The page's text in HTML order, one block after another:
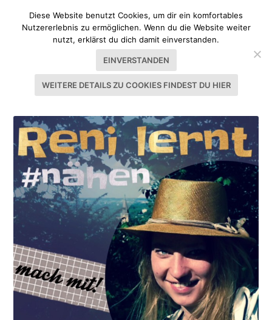
SCHLAGWORT:NÄHANFÄNGER
Diese Website benutzt Cookies, um dir ein komfortables
Nutzererlebnis zu ermöglichen. Wenn du die Website weiter
nutzt, erklärst du dich damit einverstanden.
EINVERSTANDEN
WEITERE DETAILS ZU COOKIES FINDEST DU HIER